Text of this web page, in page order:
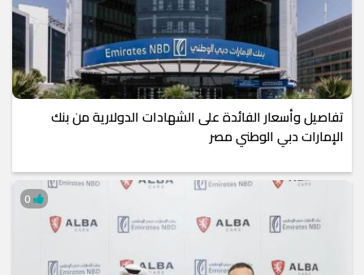
تفاصيل وأسعار الفائدة على الشهادات الدولارية من بنك
الإمارات دبي الوطني مصر